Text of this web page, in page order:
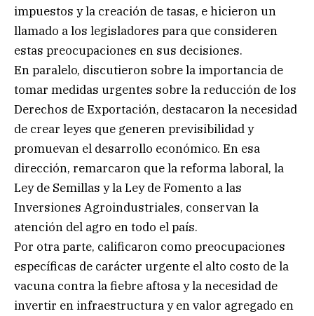
impuestos y la creación de tasas, e hicieron un
llamado a los legisladores para que consideren
estas preocupaciones en sus decisiones.
En paralelo, discutieron sobre la importancia de
tomar medidas urgentes sobre la reducción de los
Derechos de Exportación, destacaron la necesidad
de crear leyes que generen previsibilidad y
promuevan el desarrollo económico. En esa
dirección, remarcaron que la reforma laboral, la
Ley de Semillas y la Ley de Fomento a las
Inversiones Agroindustriales, conservan la
atención del agro en todo el país.
Por otra parte, calificaron como preocupaciones
específicas de carácter urgente el alto costo de la
vacuna contra la fiebre aftosa y la necesidad de
invertir en infraestructura y en valor agregado en